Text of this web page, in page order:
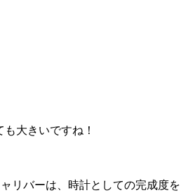
大きいですね！
リバーは、時計としての完成度を